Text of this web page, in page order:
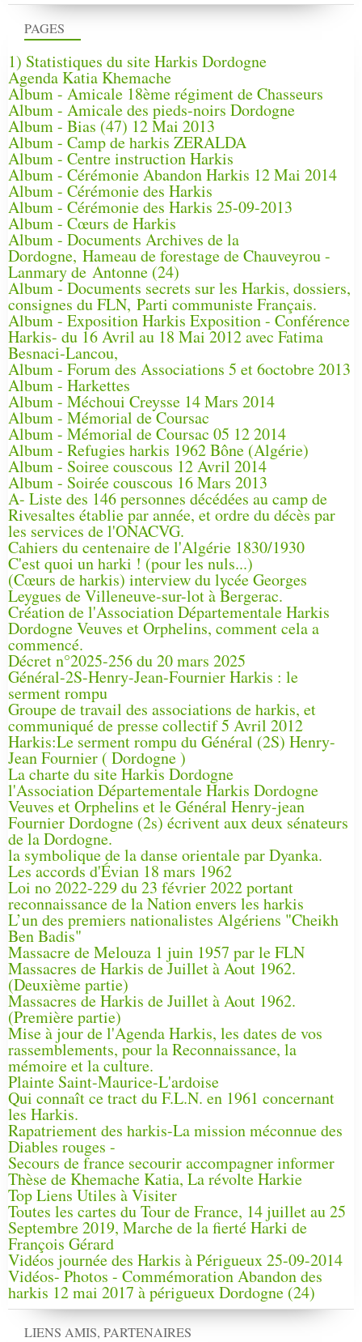
PAGES
1) Statistiques du site Harkis Dordogne
Agenda Katia Khemache
Album - Amicale 18ème régiment de Chasseurs
Album - Amicale des pieds-noirs Dordogne
Album - Bias (47) 12 Mai 2013
Album - Camp de harkis ZERALDA
Album - Centre instruction Harkis
Album - Cérémonie Abandon Harkis 12 Mai 2014
Album - Cérémonie des Harkis
Album - Cérémonie des Harkis 25-09-2013
Album - Cœurs de Harkis
Album - Documents Archives de la
Dordogne, Hameau de forestage de Chauveyrou -
Lanmary de Antonne (24)
Album - Documents secrets sur les Harkis, dossiers,
consignes du FLN, Parti communiste Français.
Album - Exposition Harkis Exposition - Conférence
Harkis- du 16 Avril au 18 Mai 2012 avec Fatima
Besnaci-Lancou,
Album - Forum des Associations 5 et 6octobre 2013
Album - Harkettes
Album - Méchoui Creysse 14 Mars 2014
Album - Mémorial de Coursac
Album - Mémorial de Coursac 05 12 2014
Album - Refugies harkis 1962 Bône (Algérie)
Album - Soiree couscous 12 Avril 2014
Album - Soirée couscous 16 Mars 2013
A- Liste des 146 personnes décédées au camp de
Rivesaltes établie par année, et ordre du décès par
les services de l'ONACVG.
Cahiers du centenaire de l'Algérie 1830/1930
C'est quoi un harki ! (pour les nuls...)
(Cœurs de harkis) interview du lycée Georges
Leygues de Villeneuve-sur-lot à Bergerac.
Création de l'Association Départementale Harkis
Dordogne Veuves et Orphelins, comment cela a
commencé.
Décret n°2025-256 du 20 mars 2025
Général-2S-Henry-Jean-Fournier Harkis : le
serment rompu
Groupe de travail des associations de harkis, et
communiqué de presse collectif 5 Avril 2012
Harkis:Le serment rompu du Général (2S) Henry-
Jean Fournier ( Dordogne )
La charte du site Harkis Dordogne
l'Association Départementale Harkis Dordogne
Veuves et Orphelins et le Général Henry-jean
Fournier Dordogne (2s) écrivent aux deux sénateurs
de la Dordogne.
la symbolique de la danse orientale par Dyanka.
Les accords d'Évian 18 mars 1962
Loi no 2022-229 du 23 février 2022 portant
reconnaissance de la Nation envers les harkis
L’un des premiers nationalistes Algériens "Cheikh
Ben Badis"
Massacre de Melouza 1 juin 1957 par le FLN
Massacres de Harkis de Juillet à Aout 1962.
(Deuxième partie)
Massacres de Harkis de Juillet à Aout 1962.
(Première partie)
Mise à jour de l'Agenda Harkis, les dates de vos
rassemblements, pour la Reconnaissance, la
mémoire et la culture.
Plainte Saint-Maurice-L'ardoise
Qui connaît ce tract du F.L.N. en 1961 concernant
les Harkis.
Rapatriement des harkis-La mission méconnue des
Diables rouges -
Secours de france secourir accompagner informer
Thèse de Khemache Katia, La révolte Harkie
Top Liens Utiles à Visiter
Toutes les cartes du Tour de France, 14 juillet au 25
Septembre 2019, Marche de la fierté Harki de
François Gérard
Vidéos journée des Harkis à Périgueux 25-09-2014
Vidéos- Photos - Commémoration Abandon des
harkis 12 mai 2017 à périgueux Dordogne (24)
LIENS AMIS, PARTENAIRES